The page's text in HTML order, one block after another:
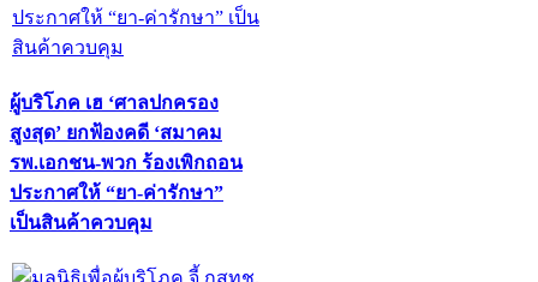
ผู้บริโภค เฮ ‘ศาลปกครอง
สูงสุด’ ยกฟ้องคดี ‘สมาคม
รพ.เอกชน-พวก ร้องเพิกถอน
ประกาศให้ “ยา-ค่ารักษา”
เป็นสินค้าควบคุม